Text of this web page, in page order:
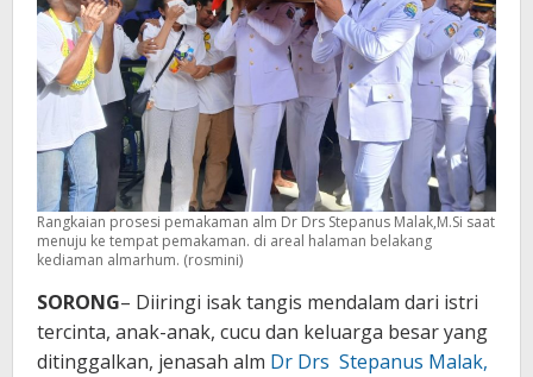
Rangkaian prosesi pemakaman alm Dr Drs Stepanus Malak,M.Si saat
menuju ke tempat pemakaman. di areal halaman belakang
kediaman almarhum. (rosmini)
SORONG– Diiringi isak tangis mendalam dari istri
tercinta, anak-anak, cucu dan keluarga besar yang
ditinggalkan, jenasah alm Dr Drs Stepanus Malak,